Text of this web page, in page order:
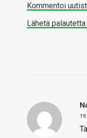
Kommentoi
Lähetä